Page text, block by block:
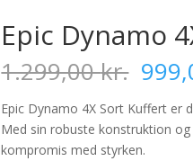
Epic Dynamo
1.299,00kr.
price
was:
Epic Dynamo 4X Sort Kuffert er
Med sin robuste konstruktion
kompromis med styrken.